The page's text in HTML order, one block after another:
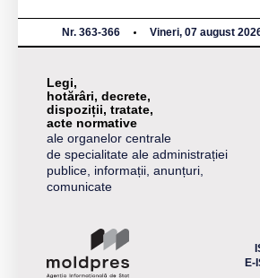
Nr. 363-366 Vineri, 07 august
Legi,
hotărâri, decrete,
dispoziții, tratate,
acte normative
ale organelor centrale
de specialitate ale administrației
publice, informații, anunțuri,
comunicate
E-